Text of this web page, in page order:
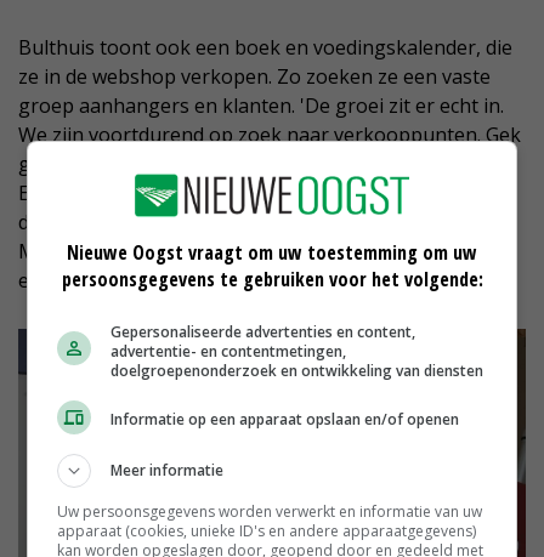
Bulthuis toont ook een boek en voedingskalender, die
ze in de webshop verkopen. Zo zoeken ze een vaste
groep aanhangers en klanten. 'De groei zit er echt in.
We zijn voortdurend op zoek naar verkooppunten. Gek
genoeg liggen we niet in de grote tuinwinkelketens.
Een misser, denk ik. Met de zakjes van
discountsupermarkten kunnen we niet concurreren.
Maar qua product kunnen we dat wel, vanwege onze
exclusiviteit, kwaliteit en kiemkracht.'
Nieuwe Oogst vraagt om uw toestemming om uw
persoonsgegevens te gebruiken voor het volgende:
Gepersonaliseerde advertenties en content,
advertentie- en contentmetingen,
doelgroepenonderzoek en ontwikkeling van diensten
Informatie op een apparaat opslaan en/of openen
Meer informatie
Uw persoonsgegevens worden verwerkt en informatie van uw
apparaat (cookies, unieke ID's en andere apparaatgegevens)
kan worden opgeslagen door, geopend door en gedeeld met